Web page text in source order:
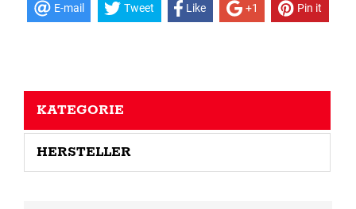
E-mail Tweet Like +1 Pin it
KATEGORIE
HERSTELLER